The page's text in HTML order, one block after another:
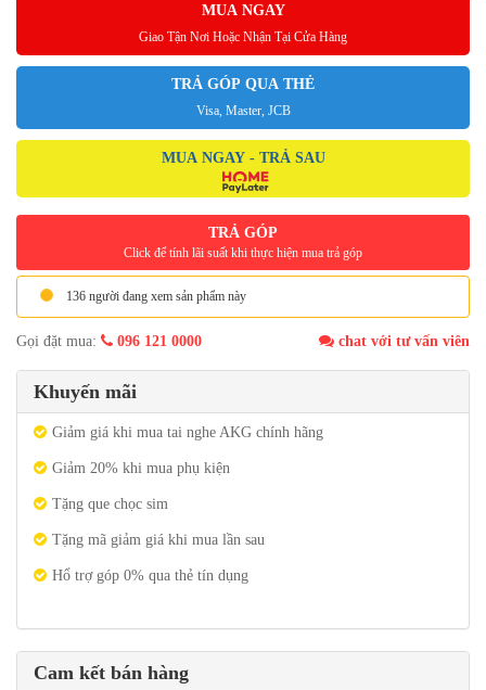
MUA NGAY
Giao Tận Nơi Hoặc Nhận Tại Cửa Hàng
TRẢ GÓP QUA THẺ
Visa, Master, JCB
MUA NGAY - TRẢ SAU
TRẢ GÓP
Click để tính lãi suất khi thực hiện mua trả góp
136 người đang xem sản phẩm này
Gọi đặt mua: 096 121 0000 chat với tư vấn viên
Khuyến mãi
Giảm giá khi mua tai nghe AKG chính hãng
Giảm 20% khi mua phụ kiện
Tặng que chọc sim
Tặng mã giảm giá khi mua lần sau
Hổ trợ góp 0% qua thẻ tín dụng
Cam kết bán hàng